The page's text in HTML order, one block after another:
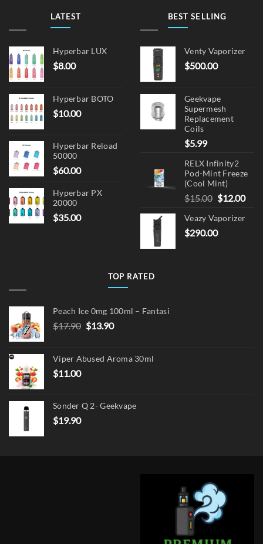
LATEST
Hyperbar LUX
$8.00
Hyperbar BOTO
$10.00
Hyperbar Reload
50000
$60.00
Hyperbar PX
20000
$35.00
BEST SELLING
Venty Vaporizer
$500.00
Geekvape
Supermesh
Replacement
Coils
$5.99
RELX Infinity2
Pod-Mint Freeze
(Cool Mint)
$15.00 Original
was:
$15.00.
$12.00
Veazy Vaporizer
$290.00
TOP RATED
Peach Ice 0mg 100ml – Fantasi
$17.90 Original
$17.90.
$13.90Current
$13.90.
Viper Abused Aroma 30ml
$11.00
Sonder Q 2- Geekvape
$19.90